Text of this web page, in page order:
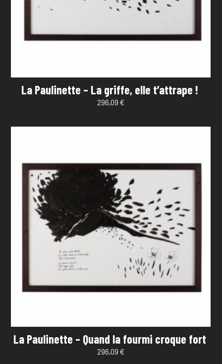
La Paulinette – La griffe, elle t’attrape !
296,09 €
La Paulinette – Quand la fourmi croque fort
296,09 €